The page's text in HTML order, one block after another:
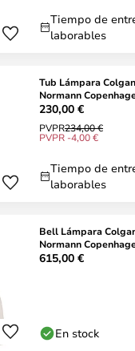
Tiempo de
laborables
Tub Lámpara
Normann
230,00 €
PVPR234,00 €
PVPR -4,00 €
Tiempo de
laborables
Bell Lámpara
Normann
615,00 €
En stock